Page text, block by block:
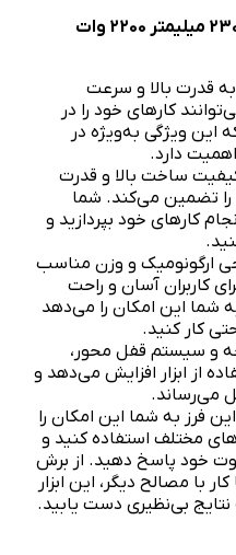
مزایای استفاده از فرز سنگبری 230 میلیمتر 2200 وات
قدرت بالا و سرعت
کارهای خود را در
این ویژگی به‌ویژه در
دارد.
کیفیت ساخت بالا و قدرت
تضمین می‌کند. شما
کارهای خود بپردازید و
ارگونومیک و وزن مناسب
کاربران آسان و راحت
شما این امکان را می‌دهد
کار کنید.
و سیستم قفل محور،
از ابزار افزایش می‌دهد و
می‌رساند.
این فرز به شما این امکان را
مختلف استفاده کنید و
خود پاسخ دهید. از برش
با مصالح دیگر، این ابزار
بی‌نظیری دست یابید.